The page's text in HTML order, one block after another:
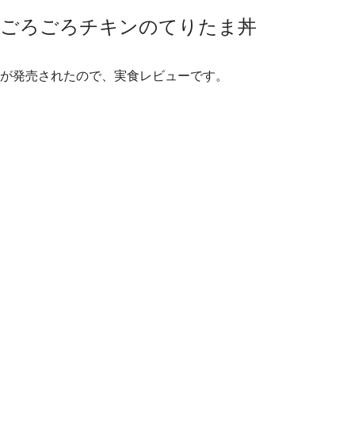
ごろごろチキンのてりたま丼
が発売されたので、実食レビューです。